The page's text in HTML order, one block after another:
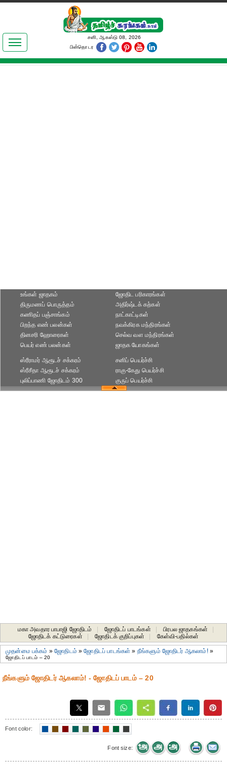
இலக்கியங்கள்
தமிழ் உலகம்
சனி, ஆகஸ்டு 08, 2026
பின்தொடர
உங்கள் ஜாதகம்
திருமணப் பொருத்தம்
கணிதப் பஞ்சாங்கம்
ஜோதிட ப‌ரிகார‌ங்க‌ள்
அதிர்ஷ்டக் கற்கள்
நாட்காட்டிகள்
பிறந்த எண் பலன்கள்
தினசரி ஹோரைகள்
பெயர் எண் பலன்கள்
நவக்கிரக மந்திரங்கள்
செல்வ வள மந்திரங்கள்
ஜாதக யோகங்கள்
ஸ்ரீராமர் ஆரூடச் சக்கரம்
ஸ்ரீசீதா ஆரூடச் சக்கரம்
புலிப்பாணி ஜோதிடம் 300
சனிப் பெயர்ச்சி
ராகு-கேது பெயர்ச்சி
குருப் பெயர்ச்சி
மகா அவதார பாபாஜி ஜோதிடம் ஜோதிடப் பாடங்கள் பிரபல ஜாதகங்கள்
ஜோதிடக் கட்டுரைகள்
ஜோதிடக் குறிப்புகள் கேள்வி-பதில்கள்
முதன்மை பக்கம் »ஜோதிடம் »ஜோதிடப் பாடங்கள் » நீங்களும் ஜோதிடர் ஆகலாம்!»
ஜோதிடப் பாடம் – 20
நீங்களும் ஜோதிடர் ஆகலாம்! - ஜோதிடப் பாடம் – 20
Font color:
Font size: